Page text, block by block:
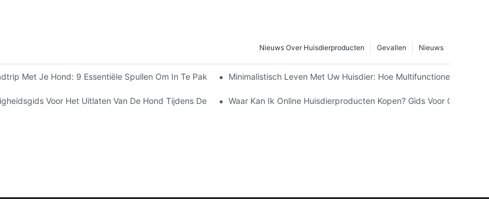
Nieuws
Gevallen
Nieuws Over Huisdierproducten
Met Je Hond: 9 Essentiële Spullen Om In Te Pakken Voordat Je VertrektMinimalistisch Leven Met Uw Huisdier: Hoe Multifunctionele 3-In-1
Voor Het Uitlaten Van De Hond Tijdens De Zomernachten Van 2026: Naast Reflecterende Strips – Wat Heb Je Nog
Waar Kan Ik Online Huisdierproducten Kopen? Gids Voor